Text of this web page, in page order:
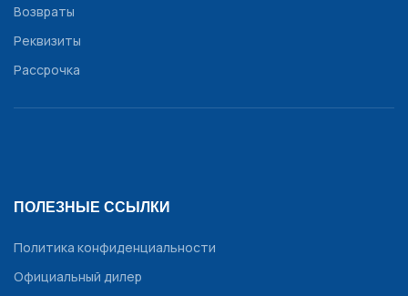
Возвраты
Реквизиты
Рассрочка
ПОЛЕЗНЫЕ ССЫЛКИ
Политика конфиденциальности
Официальный дилер